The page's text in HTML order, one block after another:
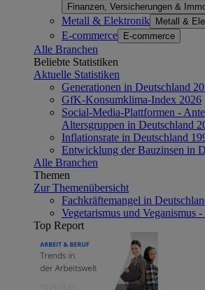
Finanzen, Versicherungen &
Metall & Elektronik Metall &
E-commerce E-commerce
Alle Branchen
Beliebte Statistiken
Aktuelle Statistiken
Generationen in Deutschland
GfK-Konsumklima-Index 2026
Social-Media-Plattformen -
Altersgruppen in Deutschland
Inflationsrate in Deutschland
Entwicklung der Bauzinsen in
Alle Branchen
Themen
Zur Themenübersicht
Fachkräftemangel in
Vegetarismus und Veganismus
Top Report